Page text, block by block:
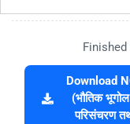
Download
(भौतिक
परिसंचरण